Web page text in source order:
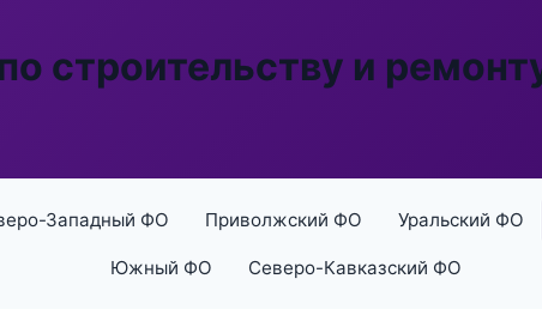
строительству и
Западный ФО Приволжский ФО Уральский ФО
Южный ФО Северо-Кавказский ФО